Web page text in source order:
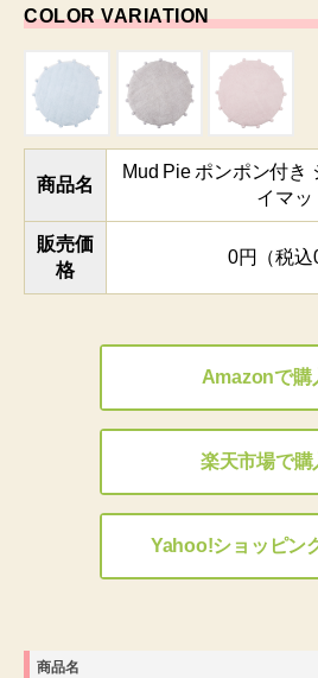
COLOR VARIATION
商品名
Mud Pie ポンポン付き
イマッ
販売価
格
0円（税込
Amazonで購
楽天市場で購
Yahoo!ショッピン
商品名